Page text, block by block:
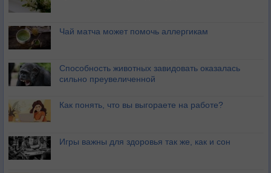
Чай матча может помочь аллергикам
Способность животных завидовать оказалась
сильно преувеличенной
Как понять, что вы выгораете на работе?
Игры важны для здоровья так же, как и сон